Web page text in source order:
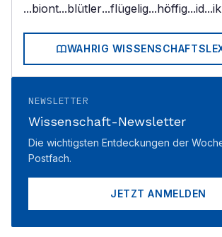
...biont...blütler...flügelig...höffig...id...ik
WAHRIG
NEWSLETTER
Wissenschaft-Newsletter
Die wichtigsten Entdeckungen der
Postfach.
JETZT ANMELDEN